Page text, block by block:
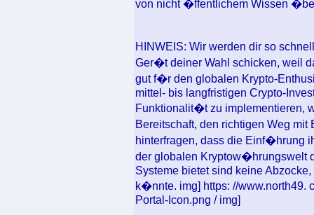
von nicht �ffentlichem Wissen
HINWEIS: Wir werden dir so
Ger�t deiner Wahl schicken, weil
gut f�r den globalen Krypto-
mittel- bis langfristigen Crypto-
Funktionalit�t zu implementieren,
Bereitschaft, den richtigen Weg
hinterfragen, dass die Einf�hrung
der globalen Kryptow�hrungswelt
Systeme bietet sind keine
k�nnte. img] https: //www.north49.
Portal-Icon.png / img]